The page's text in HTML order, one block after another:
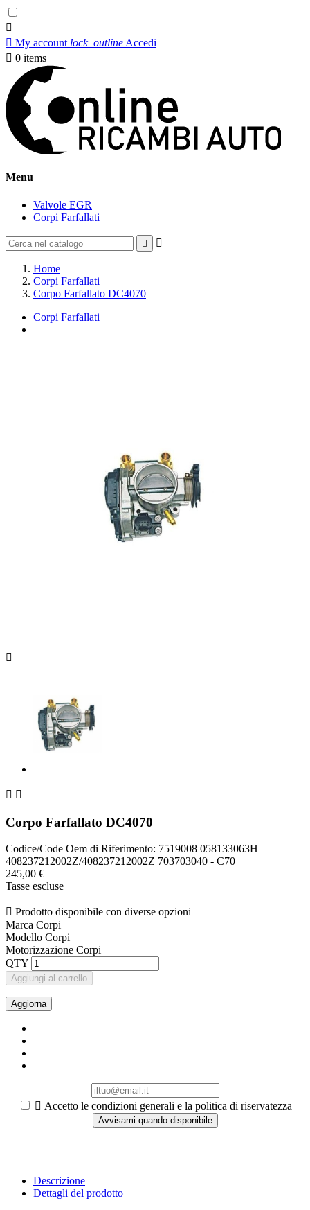

 My account lock_outline Accedi
 0 items
Menu
Valvole EGR
Corpi Farfallati
 
Home
Corpi Farfallati
Corpo Farfallato DC4070
Corpi Farfallati

 
Corpo Farfallato DC4070
Codice/Code Oem di Riferimento: 7519008 058133063H
408237212002Z/408237212002Z 703703040 - C70
245,00 €
Tasse escluse
 Prodotto disponibile con diverse opzioni
Marca Corpi
Modello Corpi
Motorizzazione Corpi
QTY
Aggiungi al carrello
 Accetto le condizioni generali e la politica di riservatezza
Avvisami quando disponibile
Descrizione
Dettagli del prodotto